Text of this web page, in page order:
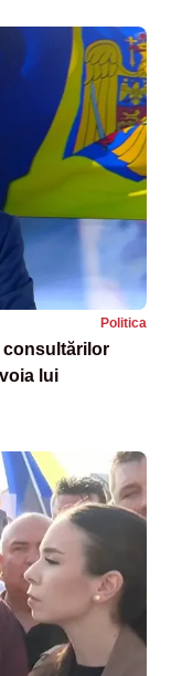
Politica
consultărilor
lui